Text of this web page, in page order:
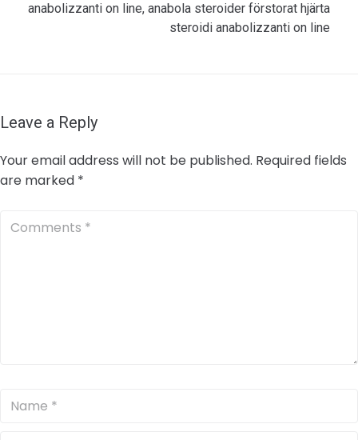
anabolizzanti on line, anabola steroider förstorat hjärta
steroidi anabolizzanti on line
Leave a Reply
Your email address will not be published. Required fields
are marked *